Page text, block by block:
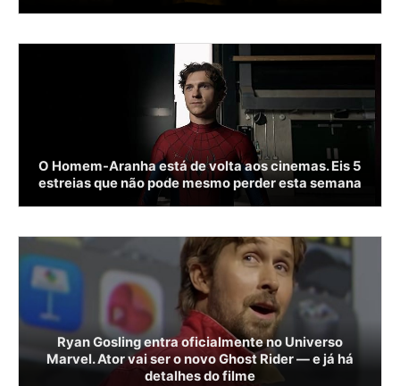
O Homem-Aranha está de volta aos cinemas. Eis 5
estreias que não pode mesmo perder esta semana
Ryan Gosling entra oficialmente no Universo
Marvel. Ator vai ser o novo Ghost Rider — e já há
detalhes do filme